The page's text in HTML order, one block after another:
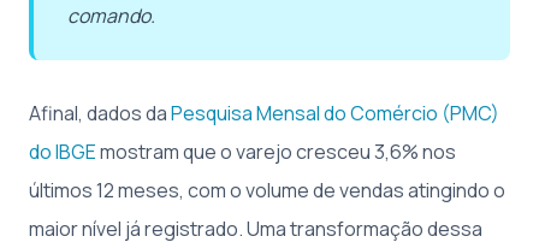
comando.
Afinal, dados daPesquisa Mensal do Comércio (PMC)
do IBGEmostram que o varejo cresceu 3,6% nos
últimos 12 meses, com o volume de vendas atingindo o
maior nível já registrado. Uma transformação dessa